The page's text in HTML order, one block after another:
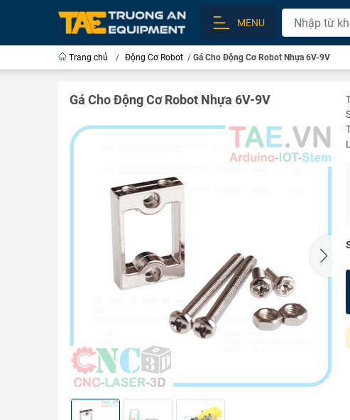
MENU
Trang chủ / Động Cơ Robot / Gá Cho Động Cơ Robot Nhựa 6V-9V
Gá Cho Động Cơ Robot Nhựa 6V-9V